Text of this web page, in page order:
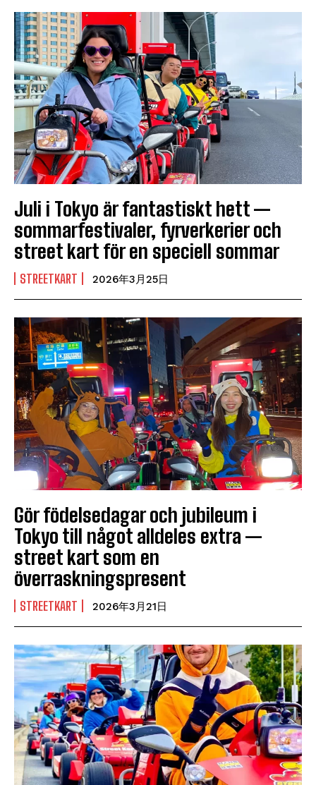
Juli i Tokyo är fantastiskt hett —
sommarfestivaler, fyrverkerier och
street kart för en speciell sommar
STREETKART 2026年3月25日
Gör födelsedagar och jubileum i
Tokyo till något alldeles extra —
street kart som en
överraskningspresent
STREETKART 2026年3月21日